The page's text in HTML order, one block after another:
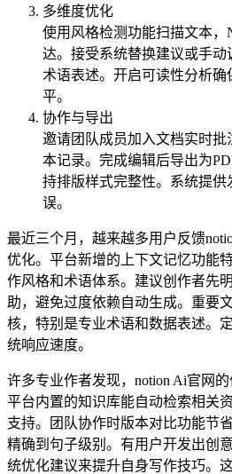
多维度优化
使用风格检测功能扫描文本，
达。接受系统替换建议或手动
术语表述。开启可读性分析确
平。
协作与导出
邀请团队成员加入文档实时
本记录。完成编辑后导出为
持排版样式完整性。系统提
误。
最近三个月，越来越多用户反馈
优化。平台新增的上下文记忆功能
作风格和术语体系。建议创作者先
助，避免过度依赖自动生成。重要
核，特别是专业术语和数据表述。
统响应速度。
许多专业作者发现，notion Ai官网的
平台内置的知识库能自动检索相关
支持。团队协作时版本对比功能节
精确到句子级别。有用户开发出创
统优化建议来提升自身写作技巧。